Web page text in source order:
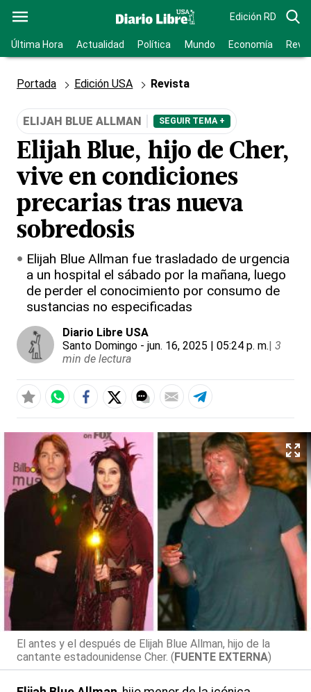
Edición RD
Última Hora Actualidad Política Mundo Economía
Portada Edición USA Revista
ELIJAH BLUE ALLMAN SEGUIR TEMA +
Elijah Blue, hijo de Cher,
vive en condiciones
precarias tras nueva
sobredosis
Elijah Blue Allman fue trasladado de urgencia
a un hospital el sábado por la mañana, luego
de perder el conocimiento por consumo de
sustancias no especificadas
Diario Libre USA
Santo Domingo - jun. 16, 2025 | 05:24 p. m.| 3
min de lectura
El antes y el después de Elijah Blue Allman, hijo de la
cantante estadounidense Cher. (FUENTE EXTERNA)